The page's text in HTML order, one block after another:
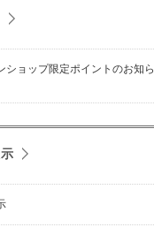
ショップ限定ポイントのお知ら